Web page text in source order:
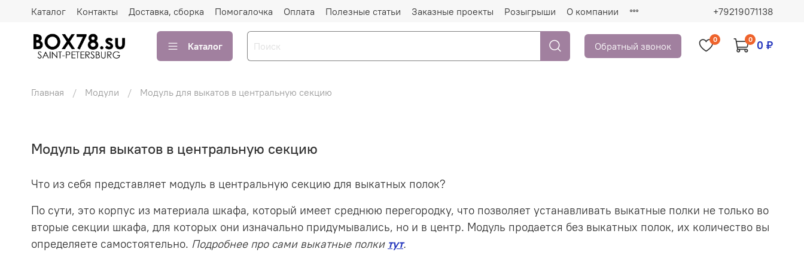
Каталог Контакты Доставка, сборка Помогалочка Оплата Полезные статьи Заказные проекты Розыгрыши О компании +79219071138
Каталог Обратный звонок
0 0 0 ₽
Главная Модули Модуль для выкатов в центральную секцию
Модуль для выкатов в центральную секцию
Что из себя представляет модуль в центральную секцию для выкатных полок?
По сути, это корпус из материала шкафа, который имеет среднюю перегородку, что позволяет устанавливать выкатные полки не только во
вторые секции шкафа, для которых они изначально придумывались, но и в центр. Модуль продается без выкатных полок, их количество вы
определяете самостоятельно. Подробнее про сами выкатные полки тут.